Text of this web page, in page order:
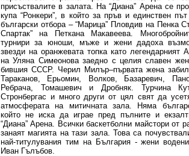
присъствалите в залата. На “Диана” Арена се
купа “Ронкери”, в който за пръв и единствен
български отбора – “Марица” Пловдив на Пенка
Спартак” на Петкана Макавеева.
турнири за юноши, мъже и жени дадоха
звезди на оранжевата топка като легендарният
на Уляна Симеонова заедно с целия славен
бившия СССР. Черил Милър–първата жена
Тараканов, Ерьомин, Волков, Базаревич,
Ребрача, Томашевич и Дробняк. Турчина
Стронбергас и много други от цял свят да
атмосферата на митичната зала. Няма
който не иска да играе пред пълните и
“Диана” Арена. Всички баскетболни майстори от
занаят магията на тази зала. Това са
най-титулувания тим на България - жени
Иван Гълъбов.